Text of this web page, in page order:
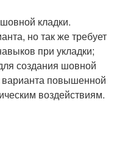
кладки.
но так же требует
при укладки;
создания шовной
варианта повышенной
воздействиям.